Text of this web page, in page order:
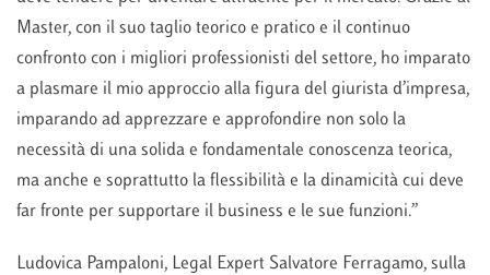
Master, con il suo taglio teorico e pratico e il continuo
confronto con i migliori professionisti del settore, ho imparato
a plasmare il mio approccio alla figura del giurista d’impresa,
imparando ad apprezzare e approfondire non solo la
necessità di una solida e fondamentale conoscenza teorica,
ma anche e soprattutto la flessibilità e la dinamicità cui deve
far fronte per supportare il business e le sue funzioni.”
Ludovica Pampaloni, Legal Expert Salvatore Ferragamo, sulla